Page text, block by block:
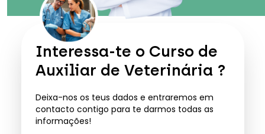
Interessa-te o Curso de
Auxiliar de Veterinária ?
Deixa-nos os teus dados e entraremos em
contacto contigo para te darmos todas as
informações!